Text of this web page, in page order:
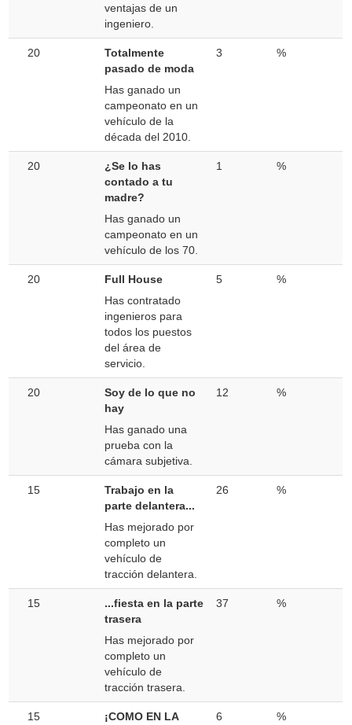
ventajas de un
ingeniero.
20
Totalmente
pasado de moda
Has ganado un
campeonato en un
vehículo de la
década del 2010.
3 %
20
¿Se lo has
contado a tu
madre?
Has ganado un
campeonato en un
vehículo de los 70.
1 %
20
Full House
Has contratado
ingenieros para
todos los puestos
del área de
servicio.
5 %
20
Soy de lo que no
hay
Has ganado una
prueba con la
cámara subjetiva.
12 %
15
Trabajo en la
parte delantera...
Has mejorado por
completo un
vehículo de
tracción delantera.
26 %
15
...fiesta en la parte
trasera
Has mejorado por
completo un
vehículo de
tracción trasera.
37 %
15
¡COMO EN LA
6 %